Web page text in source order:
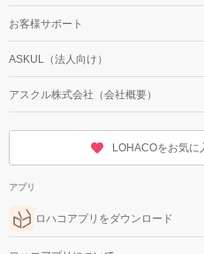
お客様サポート
ASKUL（法人向け）
アスクル株式会社（会社概要）
LOHACOをお気に
アプリ
ロハコアプリをダウンロード